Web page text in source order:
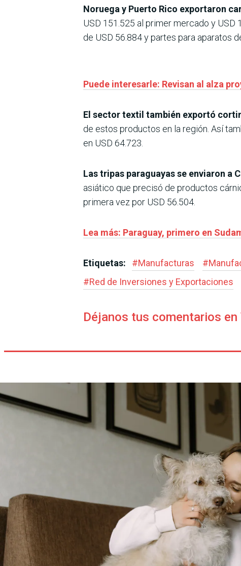
Noruega y Puerto Rico exportaron
USD 151.525 al primer mercado y USD
de USD 56.884 y partes para aparatos
Puede interesarle: Revisan al alza
El sector textil también exportó
de estos productos en la región. Así
en USD 64.723.
Las tripas paraguayas se enviaron a
asiático que precisó de productos
primera vez por USD 56.504.
Lea más: Paraguay, primero en
Etiquetas: #Manufacturas #
#Red de Inversiones y Exportaciones
Déjanos tus comentarios en